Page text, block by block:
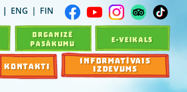
ENG FIN
ORGANIZĒ
PASĀKUMU
E-VEIKALS
KONTAKTI
INFORMATĪVAIS
IZDEVUMS